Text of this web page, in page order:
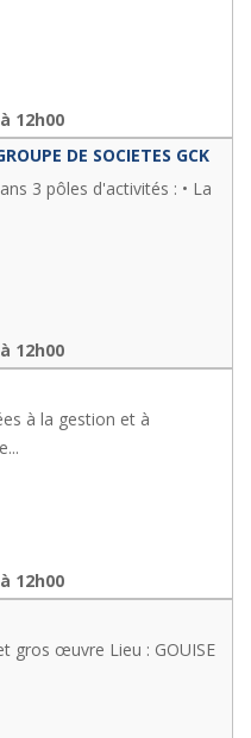
12h00
DE SOCIETES GCK
3 pôles d'activités : • La
12h00
à la gestion et à
12h00
gros œuvre Lieu : GOUISE